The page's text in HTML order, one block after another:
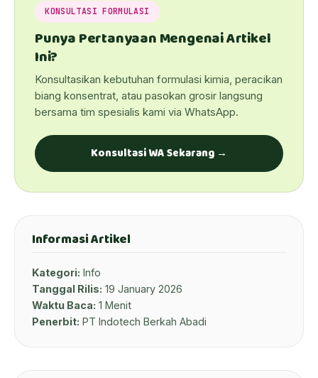
KONSULTASI FORMULASI
Punya Pertanyaan Mengenai Artikel
Ini?
Konsultasikan kebutuhan formulasi kimia, peracikan
biang konsentrat, atau pasokan grosir langsung
bersama tim spesialis kami via WhatsApp.
Konsultasi WA Sekarang →
Informasi Artikel
Kategori: Info
Tanggal Rilis: 19 January 2026
Waktu Baca: 1 Menit
Penerbit: PT Indotech Berkah Abadi